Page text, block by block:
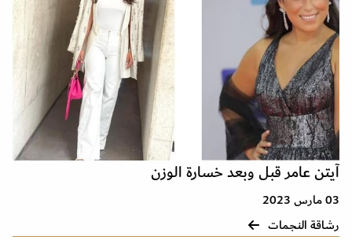
آيتن عامر قبل وبعد خسارة الوزن
03 مارس 2023
رشاقة النجمات